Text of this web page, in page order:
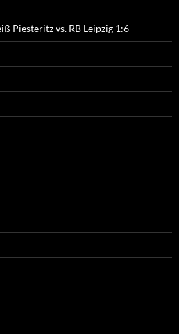
Piesteritz vs. RB Leipzig 1:6